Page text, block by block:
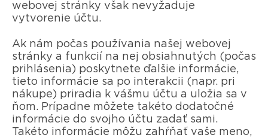
webovej stránky však nevyžaduje
vytvorenie účtu.
Ak nám počas používania našej webovej
stránky a funkcií na nej obsiahnutých (počas
prihlásenia) poskytnete ďalšie informácie,
tieto informácie sa po interakcii (napr. pri
nákupe) priradia k vášmu účtu a uložia sa v
ňom. Prípadne môžete takéto dodatočné
informácie do svojho účtu zadať sami.
Takéto informácie môžu zahŕňať vaše meno,